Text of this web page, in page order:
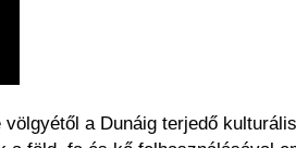
a Dunáig terjedő